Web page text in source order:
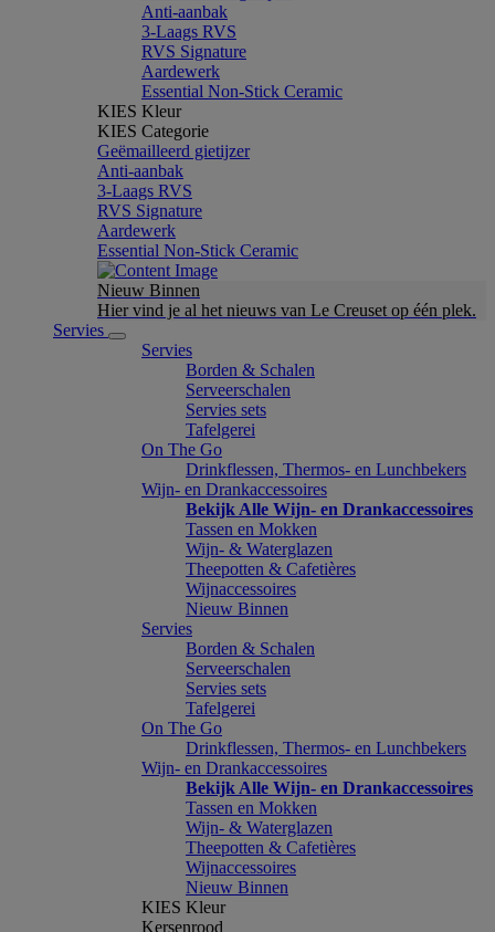
Anti-aanbak
3-Laags RVS
RVS Signature
Aardewerk
Essential Non-Stick Ceramic
KIES Kleur
KIES Categorie
Geëmailleerd gietijzer
Anti-aanbak
3-Laags RVS
RVS Signature
Aardewerk
Essential Non-Stick Ceramic
Nieuw Binnen
Hier vind je al het nieuws van Le Creuset op één plek.
Servies
Servies
Borden & Schalen
Serveerschalen
Servies sets
Tafelgerei
On The Go
Drinkflessen, Thermos- en Lunchbekers
Wijn- en Drankaccessoires
Bekijk Alle Wijn- en Drankaccessoires
Tassen en Mokken
Wijn- & Waterglazen
Theepotten & Cafetières
Wijnaccessoires
Nieuw Binnen
Servies
Borden & Schalen
Serveerschalen
Servies sets
Tafelgerei
On The Go
Drinkflessen, Thermos- en Lunchbekers
Wijn- en Drankaccessoires
Bekijk Alle Wijn- en Drankaccessoires
Tassen en Mokken
Wijn- & Waterglazen
Theepotten & Cafetières
Wijnaccessoires
Nieuw Binnen
KIES Kleur
Kersenrood